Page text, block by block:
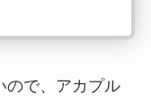
ので、アカプル